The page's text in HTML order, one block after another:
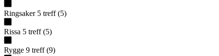
Ringsaker 5 treff (5)
Rissa 5 treff (5)
Rygge 9 treff (9)